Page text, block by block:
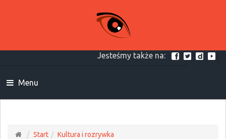
Jesteśmy także na:
Menu
Start
Kultura i rozrywka